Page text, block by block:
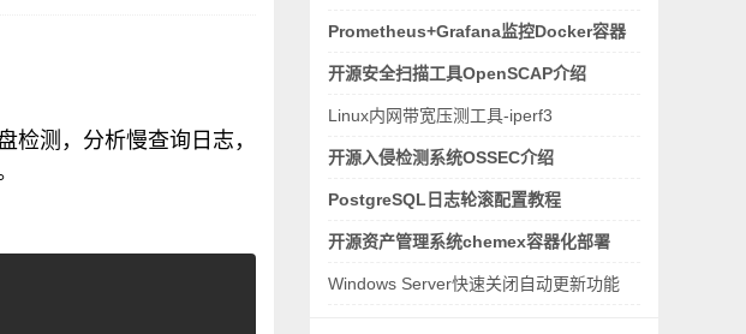
检测，分析慢查询日志，
Prometheus+Grafana监控Docker容器
开源安全扫描工具OpenSCAP介绍
Linux内网带宽压测工具-iperf3
开源入侵检测系统OSSEC介绍
PostgreSQL日志轮滚配置教程
开源资产管理系统chemex容器化部署
Windows Server快速关闭自动更新功能